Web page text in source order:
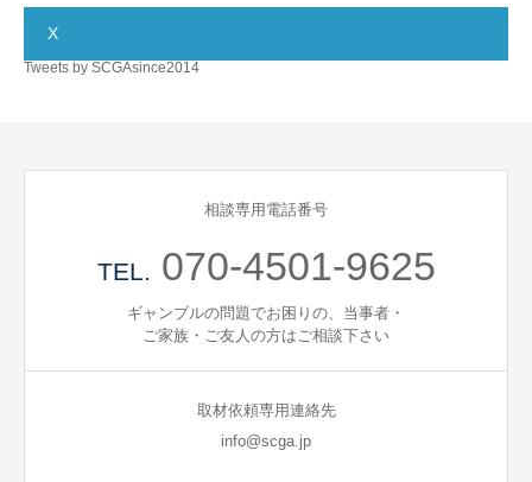
X
Tweets by SCGAsince2014
相談専用電話番号
TEL. 070-4501-9625
ギャンブルの問題でお困りの、当事者・
ご家族・ご友人の方はご相談下さい
取材依頼専用連絡先
info@scga.jp